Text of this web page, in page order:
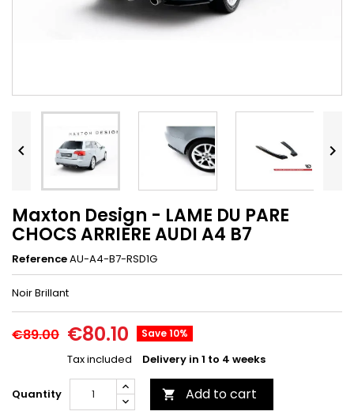
 
Maxton Design - LAME DU PARE
CHOCS ARRIERE AUDI A4 B7
ReferenceAU-A4-B7-RSD1G
Noir Brillant
€89.00 €80.10 Save 10%
Tax included Delivery in 1 to 4 weeks
Quantity  Add to cart